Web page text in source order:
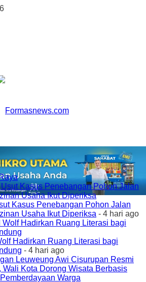
Kasus Penebangan Pohon Jalan
Usaha Ikut Diperiksa - 4 hari ago
Hadirkan Ruang Literasi bagi
- 4 hari ago